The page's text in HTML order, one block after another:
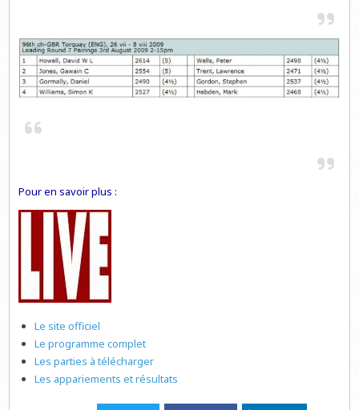
Pour en savoir plus :
Le site officiel
Le programme complet
Les parties à télécharger
Les appariements et résultats